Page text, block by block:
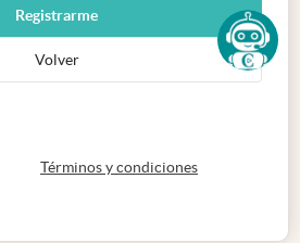
Registrarme
Volver
abre en nueva pestaña
Términos y condicionesabre en nueva